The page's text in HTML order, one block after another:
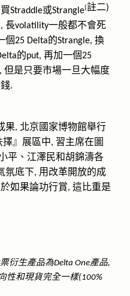
買Straddle或Strangle(註二)
, 長volatility一般都不會死
個25 Delta的Strangle, 換
的put, 再加一個25
, 但是只要市場一旦大幅度
.
果, 北京國家博物館舉行
擇』展區中, 習主席在圖
平、江澤民和胡錦濤各
氛底下, 用改革開放的成
如果論功行賞, 這比重是
衍生產品為Delta One產品,
性和現貨完全一樣(100%